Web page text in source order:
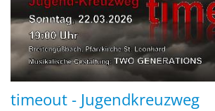
timeout - Jugendkreuzweg